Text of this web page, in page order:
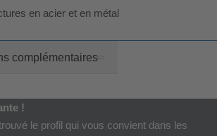
en acier et en métal
complémentaires
!
le profil qui vous convient dans les